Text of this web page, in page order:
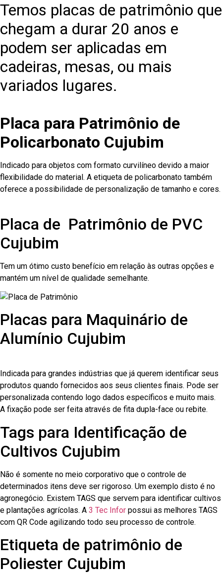
Temos placas de patrimônio que
chegam a durar 20 anos e
podem ser aplicadas em
cadeiras, mesas, ou mais
variados lugares.
Placa para Patrimônio de
Policarbonato Cujubim
Indicado para objetos com formato curvilíneo devido a maior
flexibilidade do material. A etiqueta de policarbonato também
oferece a possibilidade de personalização de tamanho e cores.
Placa de Patrimônio de PVC
Cujubim
Tem um ótimo custo benefício em relação às outras opções e
mantém um nível de qualidade semelhante.
Placas para Maquinário de
Alumínio Cujubim
Indicada para grandes indústrias que já querem identificar seus
produtos quando fornecidos aos seus clientes finais. Pode ser
personalizada contendo logo dados específicos e muito mais.
A fixação pode ser feita através de fita dupla-face ou rebite.
Tags para Identificação de
Cultivos Cujubim
Não é somente no meio corporativo que o controle de
determinados itens deve ser rigoroso. Um exemplo disto é no
agronegócio. Existem TAGS que servem para identificar cultivos
e plantações agrícolas. A 3 Tec Infor possui as melhores TAGS
com QR Code agilizando todo seu processo de controle.
Etiqueta de patrimônio de
Poliester Cujubim